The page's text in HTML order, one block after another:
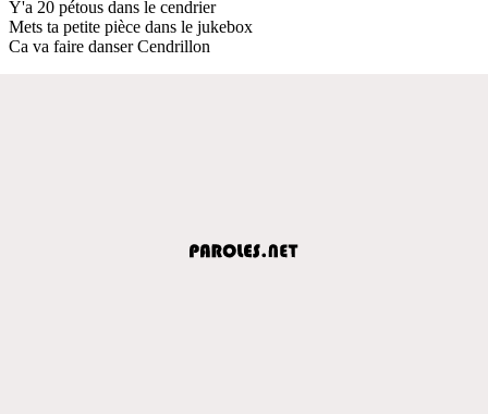
Y'a 20 pétous dans le cendrier
Mets ta petite pièce dans le jukebox
Ca va faire danser Cendrillon